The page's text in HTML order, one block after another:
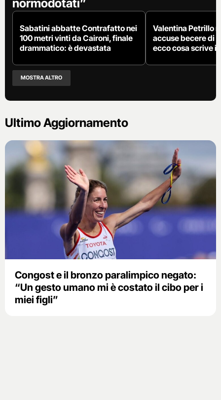
normodotati”
Sabatini abbatte Contrafatto nei
100 metri vinti da Caironi, finale
drammatico: è devastata
Valentina Petrillo
accuse becere di
ecco cosa scrive
MOSTRA ALTRO
Ultimo Aggiornamento
Congost e il bronzo paralimpico negato:
“Un gesto umano mi è costato il cibo per i
miei figli”